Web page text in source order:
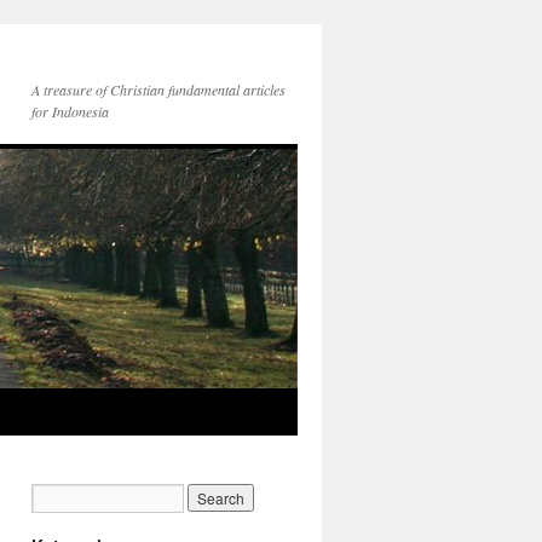
A treasure of Christian fundamental articles
for Indonesia